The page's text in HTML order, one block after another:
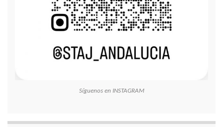
Síguenos en INSTAGRAM